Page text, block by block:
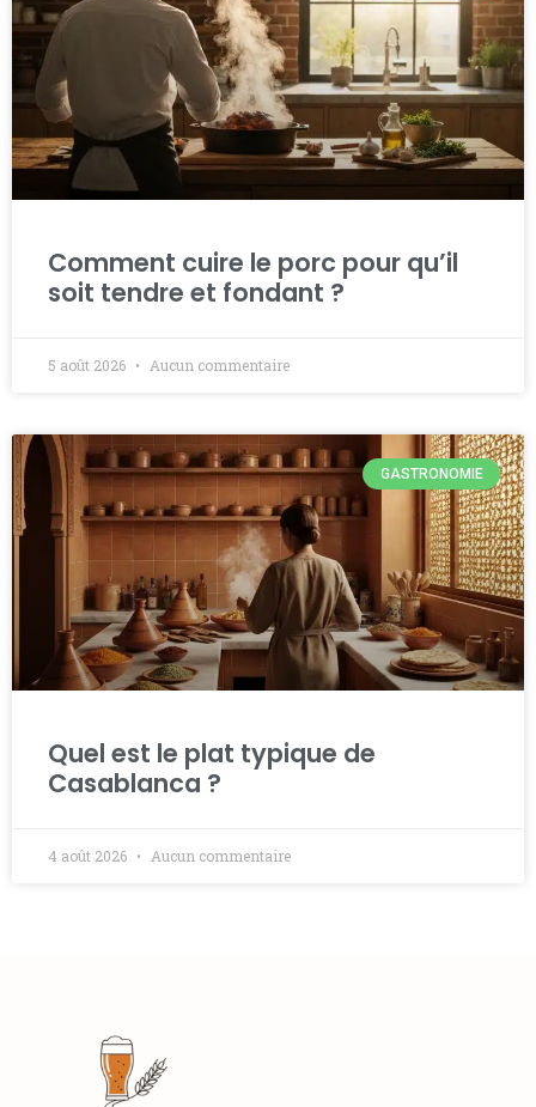
Comment cuire le porc pour qu’il
soit tendre et fondant ?
5 août 2026 Aucun commentaire
GASTRONOMIE
Quel est le plat typique de
Casablanca ?
4 août 2026 Aucun commentaire